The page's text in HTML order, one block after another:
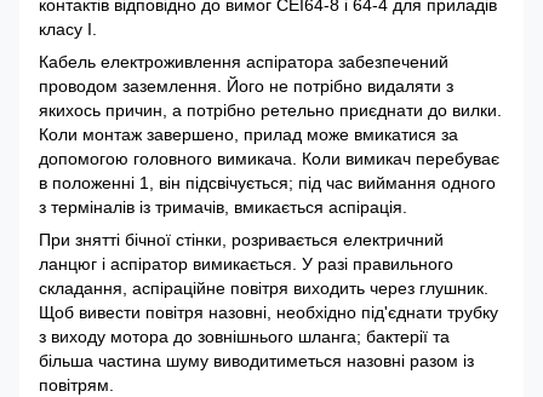
контактів відповідно до вимог CEI64-8 і 64-4 для приладів
класу I.
Кабель електроживлення аспіратора забезпечений
проводом заземлення. Його не потрібно видаляти з
якихось причин, а потрібно ретельно приєднати до вилки.
Коли монтаж завершено, прилад може вмикатися за
допомогою головного вимикача. Коли вимикач перебуває
в положенні 1, він підсвічується; під час виймання одного
з терміналів із тримачів, вмикається аспірація.
При знятті бічної стінки, розривається електричний
ланцюг і аспіратор вимикається. У разі правильного
складання, аспіраційне повітря виходить через глушник.
Щоб вивести повітря назовні, необхідно під'єднати трубку
з виходу мотора до зовнішнього шланга; бактерії та
більша частина шуму виводитиметься назовні разом із
повітрям.